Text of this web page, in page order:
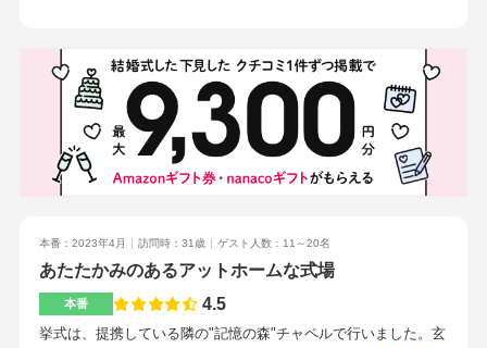
美味しさに感動したことが式場決定の決め手でした。実際にゲ
ストから美味しいと言ってもらえました。
んと式の事はもちろん、その他の趣味や出来事など、たくさん
お話をすることで理想の式になるためのイメージを汲み取って
いただける。
本番：2023年4月 訪問時：31歳 ゲスト人数：11～20名
あたたかみのあるアットホームな式場
本番 4.5
挙式は、提携している隣の"記憶の森"チャペルで行いました。玄